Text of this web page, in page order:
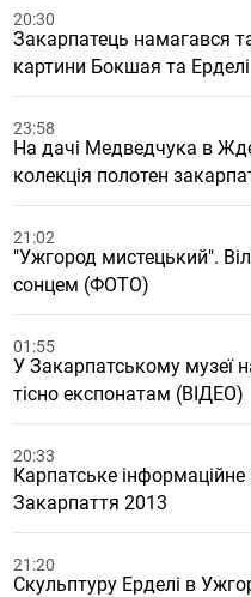
20:30
Закарпатець намагався
картини Бокшая та Ерделі
23:58
На дачі Медведчука в
колекція полотен
21:02
"Ужгород мистецький".
сонцем (ФОТО)
01:55
У Закарпатському музеї
тісно експонатам (ВІДЕО)
20:33
Карпатське
Закарпаття 2013
21:20
Скульптуру Ерделі в